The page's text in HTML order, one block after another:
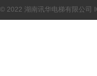
© 2022 湖南讯华电梯有限公司